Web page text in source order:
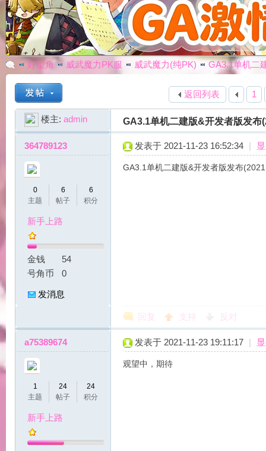
好望角
›
威武魔力PK服 威武魔力(纯PK)
›
GA3.1单机二
1
返回列表
楼主: admin GA3.1单机二建版&开发者版发布
364789123
0
主题
6
帖子
6
积分
新手上路
金钱
54
号角币
0
发消息
发表于 2021-11-23 16:52:34 |
GA3.1单机二建版&开发者版发布
回复 支持 反对
a75389674
1
主题
24
帖子
24
积分
新手上路
发表于 2021-11-23 19:11:17 |
观望中，期待